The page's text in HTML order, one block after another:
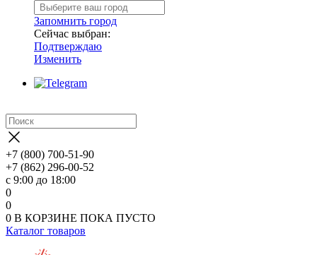
Запомнить город
Сейчас выбран:
Подтверждаю
Изменить
+7 (800) 700-51-90
+7 (862) 296-00-52
с 9:00 до 18:00
0
0
0 В КОРЗИНЕ ПОКА ПУСТО
Каталог товаров